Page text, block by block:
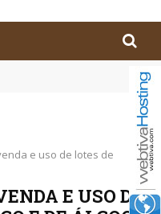
representam o Brasil no
e uso de lotes de
E USO DE